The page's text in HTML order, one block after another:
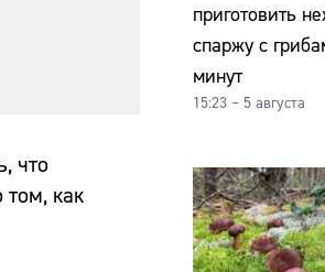
что
том, как
приготовить
спаржу с
минут
15:23 – 5 августа